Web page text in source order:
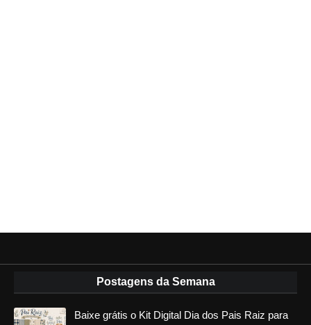
Postagens da Semana
Baixe grátis o Kit Digital Dia dos Pais Raiz para